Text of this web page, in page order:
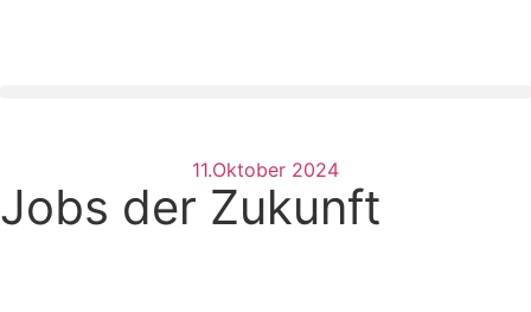
11.Oktober 2024
Jobs der Zukunft